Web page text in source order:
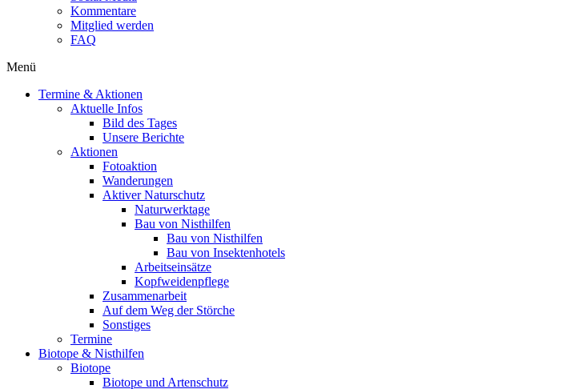
Kommentare
Mitglied werden
FAQ
Menü
Termine & Aktionen
Aktuelle Infos
Bild des Tages
Unsere Berichte
Aktionen
Fotoaktion
Wanderungen
Aktiver Naturschutz
Naturwerktage
Bau von Nisthilfen
Bau von Nisthilfen
Bau von Insektenhotels
Arbeitseinsätze
Kopfweidenpflege
Zusammenarbeit
Auf dem Weg der Störche
Sonstiges
Termine
Biotope & Nisthilfen
Biotope
Biotope und Artenschutz